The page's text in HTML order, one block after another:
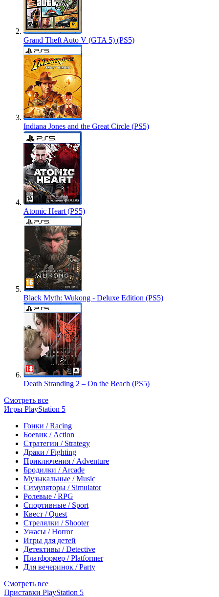
Grand Theft Auto V (GTA 5) (PS5)
Indiana Jones and the Great Circle (PS5)
Atomic Heart (PS5)
Black Myth: Wukong - Deluxe Edition (PS5)
Death Stranding 2 – On the Beach (PS5)
Смотреть все
Игры PlayStation 5
Гонки / Racing
Боевик / Action
Стратегии / Strategy
Драки / Fighting
Приключения / Adventure
Бродилки / Arcade
Музыкальные / Music
Симуляторы / Simulator
Ролевые / RPG
Спортивные / Sport
Квест / Quest
Стрелялки / Shooter
Ужасы / Horror
Игры для детей
Детективы / Detective
Платформер / Platformer
Для вечеринок / Party
Смотреть все
Приставки PlayStation 5